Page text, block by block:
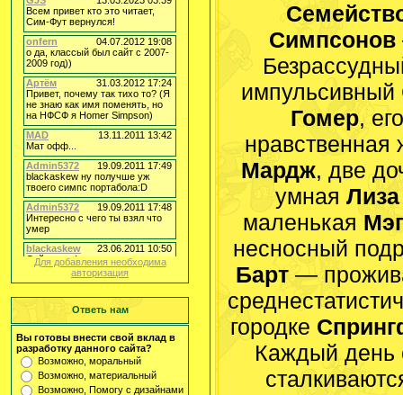
Для добавления необходима
авторизация
Ответь нам
Вы готовы внести свой вклад в
разработку данного сайта?
Возможно, моральный
Возможно, материальный
Возможно, Помогу с дизайнами
Симпсонов
импульсивный
Гомер, его
нравственная
Мардж, две
умная Лиза
маленькая
несносный
Барт —
городке
Каждый день